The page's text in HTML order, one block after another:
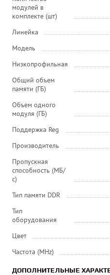
модулей в
комплекте (шт)
Линейка
Модель
Низкопрофильная
Общий объем
памяти (ГБ)
Объем одного
модуля (ГБ)
Поддержка Reg
Производитель
Пропускная
способность (МБ/
с)
Тип памяти DDR
Тип
оборудования
Цвет
Частота (MHz)
ДОПОЛНИТЕЛЬНЫЕ